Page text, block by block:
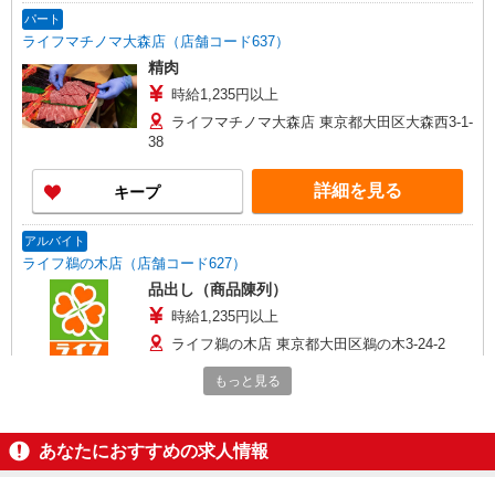
パート
ライフマチノマ大森店（店舗コード637）
精肉
時給1,235円以上
ライフマチノマ大森店 東京都大田区大森西3-1-
38
キープ 詳細を見る
アルバイト
ライフ鵜の木店（店舗コード627）
品出し（商品陳列）
時給1,235円以上
ライフ鵜の木店 東京都大田区鵜の木3-24-2
アルバイト
ライフ鵜の木店（店舗コード627）
もっと見る
あなたにおすすめの求人情報